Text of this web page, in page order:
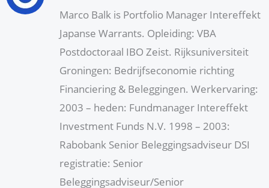
Marco Balk is Portfolio Manager Intereffekt
Japanse Warrants. Opleiding: VBA
Postdoctoraal IBO Zeist. Rijksuniversiteit
Groningen: Bedrijfseconomie richting
Financiering & Beleggingen. Werkervaring:
2003 – heden: Fundmanager Intereffekt
Investment Funds N.V. 1998 – 2003:
Rabobank Senior Beleggingsadviseur DSI
registratie: Senior
Beleggingsadviseur/Senior